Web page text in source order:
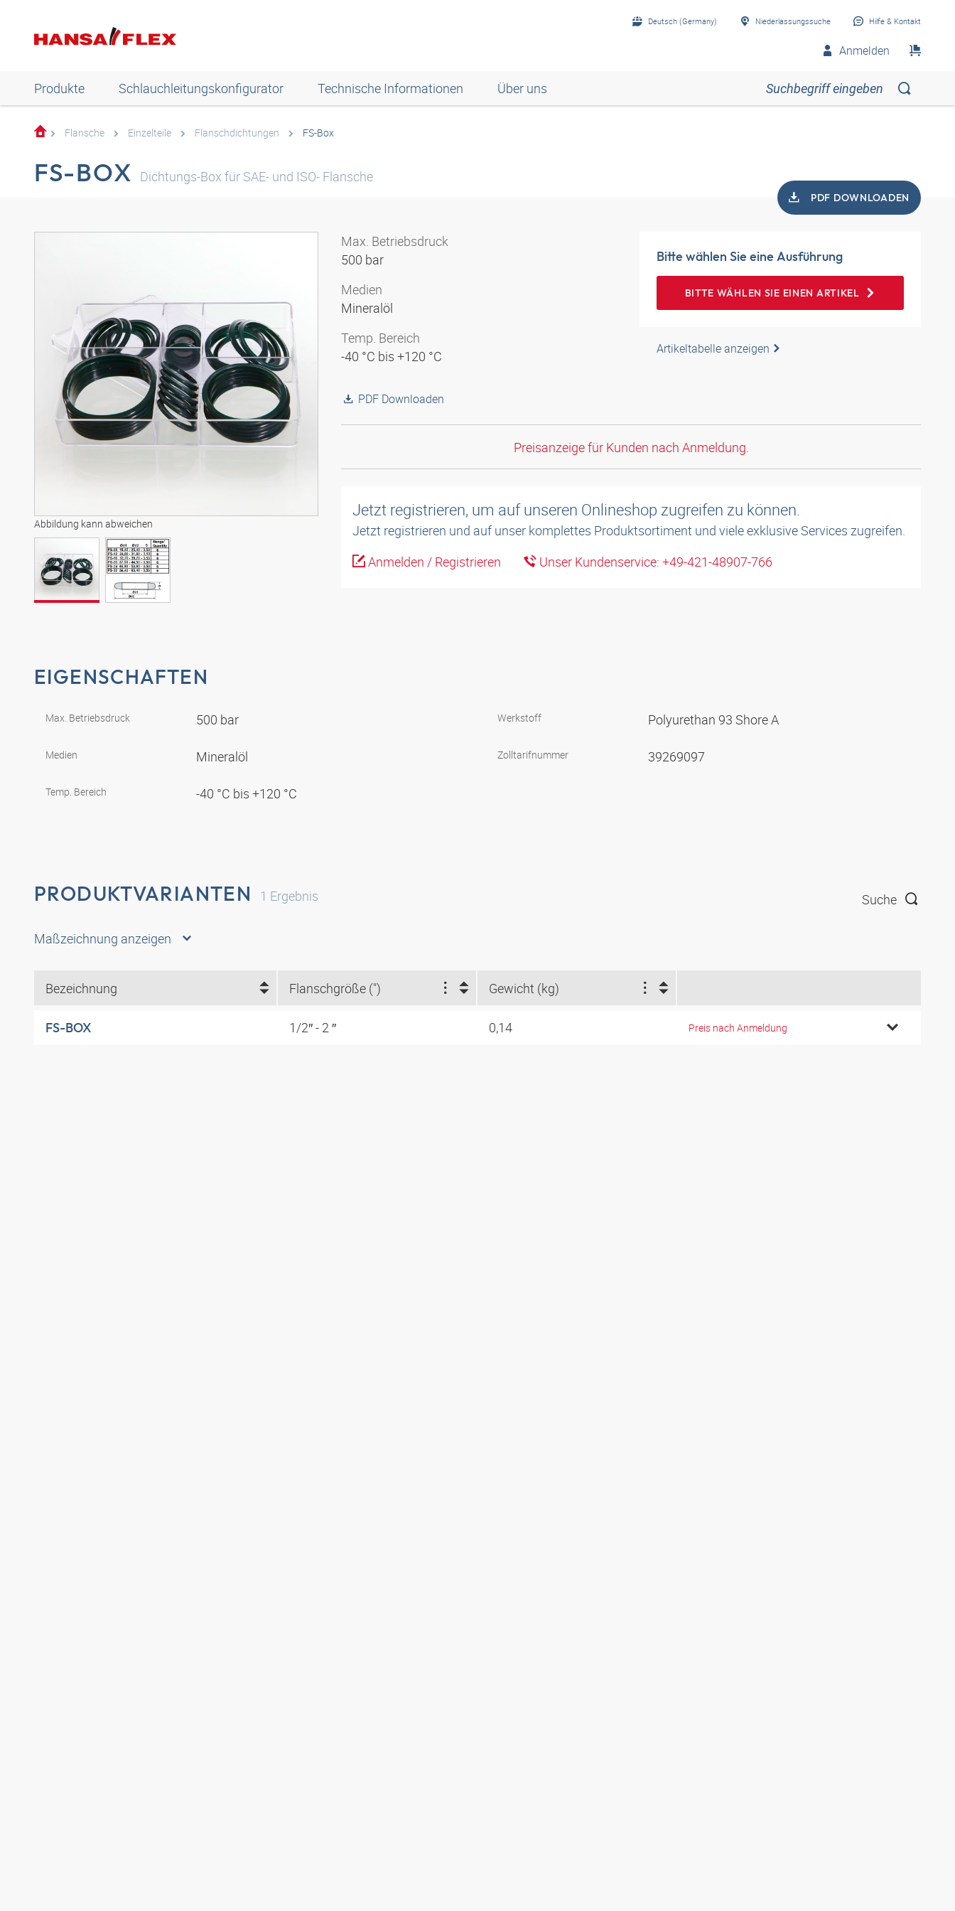
Deutsch (Germany) Niederlassungssuche Hilfe & Kontakt
Anmelden
Produkte Schlauchleitungskonfigurator Technische Informationen Über uns
Flansche Einzelteile Flanschdichtungen FS-Box
FS-BOX Dichtungs-Box für SAE- und ISO- Flansche
PDF DOWNLOADEN
Abbildung kann abweichen
Max. Betriebsdruck
500 bar
Medien
Mineralöl
Temp. Bereich
-40 °C bis +120 °C
PDF Downloaden
Bitte wählen Sie eine Ausführung
BITTE WÄHLEN SIE EINEN ARTIKEL
Artikeltabelle anzeigen
Preisanzeige für Kunden nach Anmeldung.
Jetzt registrieren, um auf unseren Onlineshop zugreifen zu können.
Jetzt registrieren und auf unser komplettes Produktsortiment und viele exklusive Services zugreifen.
Anmelden / Registrieren
Unser Kundenservice: +49-421-48907-766
EIGENSCHAFTEN
Max. Betriebsdruck 500 bar
Medien Mineralöl
Temp. Bereich -40 °C bis +120 °C
Werkstoff Polyurethan 93 Shore A
Zolltarifnummer 39269097
PRODUKTVARIANTEN 1 Ergebnis Suche
Maßzeichnung anzeigen
Bezeichnung Flanschgröße (") Gewicht (kg)
FS-BOX 1/2″ - 2 ″ 0,14 Preis nach Anmeldung